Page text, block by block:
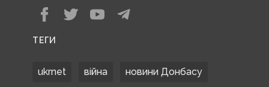
ТЕГИ
ukrnet війна новини Донбасу